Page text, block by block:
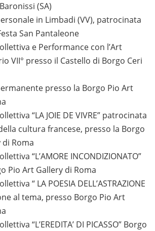
(SA)
in Limbadi (VV), patrocinata
San Pantaleone
e Performance con l’Art
VII° presso il Castello di Borgo Ceri
presso la Borgo Pio Art
“LA JOIE DE VIVRE” patrocinata
cultura francese, presso la Borgo
Roma
“L’AMORE INCONDIZIONATO”
Pio Art Gallery di Roma
“ LA POESIA DELL’ASTRAZIONE
al tema, presso Borgo Pio Art
“L’EREDITA’ DI PICASSO” Borgo